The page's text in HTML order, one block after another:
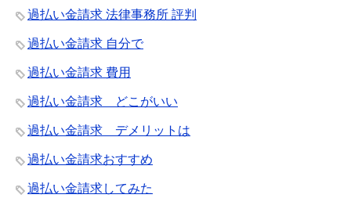
過払い金請求 法律事務所 評判
過払い金請求 自分で
過払い金請求 費用
過払い金請求 どこがいい
過払い金請求 デメリットは
過払い金請求おすすめ
過払い金請求してみた